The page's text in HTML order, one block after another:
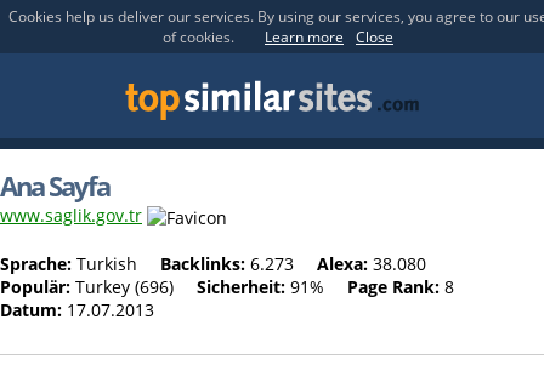
Cookies help us deliver our services. By using our services, you agree to our
of cookies.
Learn more Close
Ana Sayfa
www.saglik.gov.tr
Sprache: Turkish Backlinks: 6.273 Alexa: 38.080
Populär: Turkey (696) Sicherheit: 91% Page Rank: 8
Datum: 17.07.2013